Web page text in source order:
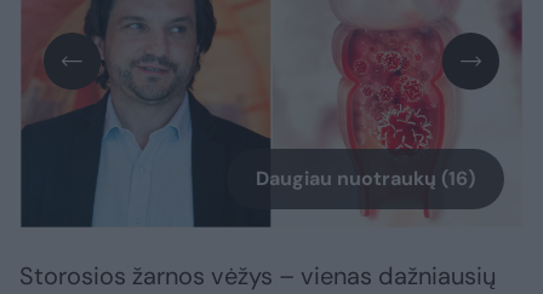
Daugiau nuotraukų (16)
Storosios žarnos vėžys – vienas dažniausių